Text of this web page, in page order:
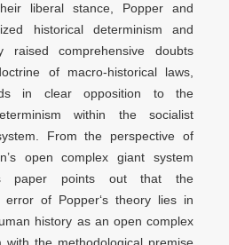
liberal stance, Popper and
historical determinism and
raised comprehensive doubts
of macro-historical laws,
in clear opposition to the
within the socialist
From the perspective of
open complex giant system
paper points out that the
error of Popper‘s theory lies in
history as an open complex